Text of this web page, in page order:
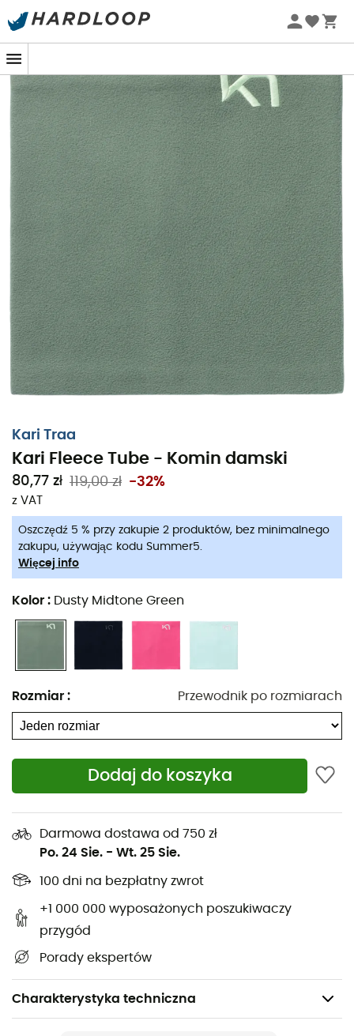
Letnie promocje 🔥 -5% DODATKOWO przy zakupie 2
Kari Traa
Kari Fleece Tube - Komin damski
80,77 zł 119,00 zł -32%
z VAT
Oszczędź 5 % przy zakupie 2 produktów, bez minimalnego
zakupu, używając kodu Summer5.
Więcej info
Kolor : Dusty Midtone Green
Rozmiar : Przewodnik po rozmiarach
Dodaj do koszyka
Darmowa dostawa od 750 zł
Po. 24 Sie. - Wt. 25 Sie.
100 dni na bezpłatny zwrot
+1 000 000 wyposażonych poszukiwaczy
przygód
Porady ekspertów
Charakterystyka techniczna